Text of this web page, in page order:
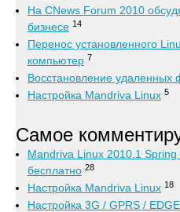
На CNews Forum 2010
бизнесе 14
Перенос установленного
компьютер 7
Восстановление удаленных
Настройка Mandriva Linux 5
Самое
Mandriva Linux 2010.1
бесплатно 28
Настройка Mandriva Linux 18
Настройка 3G / GPRS /